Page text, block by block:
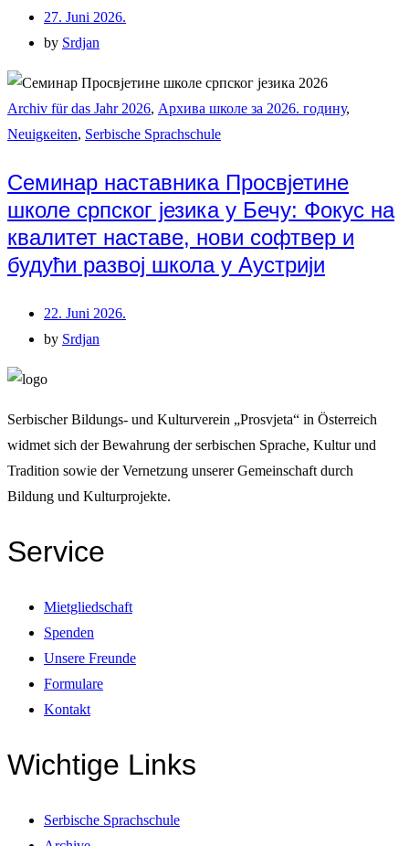
27. Juni 2026.
by Srdjan
Archiv für das Jahr 2026, Архива школе за 2026. годину,
Neuigкeiten, Serbische Sprachschule
Семинар наставника Просвјетине
школе српског језика у Бечу: Фокус на
квалитет наставе, нови софтвер и
будући развој школа у Аустрији
22. Juni 2026.
by Srdjan
Serbischer Bildungs- und Kulturverein „Prosvjeta“ in Österreich
widmet sich der Bewahrung der serbischen Sprache, Kultur und
Tradition sowie der Vernetzung unserer Gemeinschaft durch
Bildung und Kulturprojekte.
Service
Mietgliedschaft
Spenden
Unsere Freunde
Formulare
Kontakt
Wichtige Links
Serbische Sprachschule